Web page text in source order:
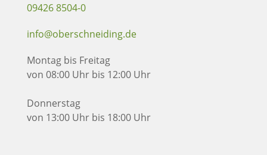
09426 8504-0
info@oberschneiding.de
Montag bis Freitag
von 08:00 Uhr bis 12:00 Uhr
Donnerstag
von 13:00 Uhr bis 18:00 Uhr